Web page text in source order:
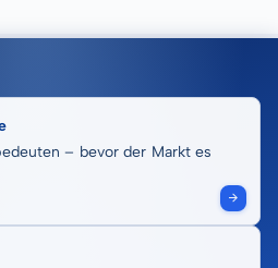
– bevor der Markt es